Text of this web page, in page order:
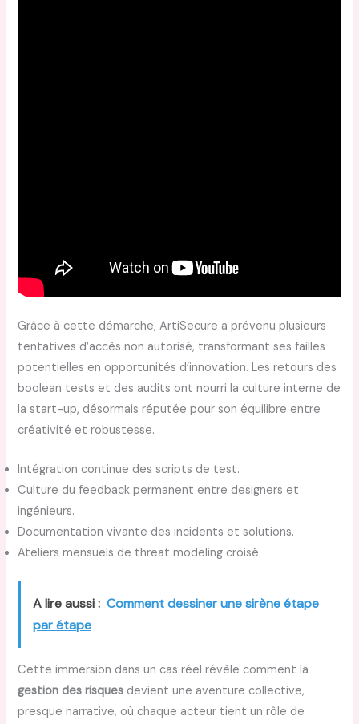
Grâce à cette démarche, ArtiSecure a prévenu plusieurs
tentatives d’accès non autorisé, transformant ses failles
potentielles en opportunités d’innovation. Les retours des
boolean tests et des audits ont nourri la culture interne de
la start-up, désormais réputée pour son équilibre entre
créativité et robustesse.
Intégration continue des scripts de test.
Culture du feedback permanent entre designers et
ingénieurs.
Documentation vivante des incidents et solutions.
Ateliers mensuels de threat modeling croisé.
A lire aussi : Comment dessiner une sirène étape
par étape
Cette immersion dans un cas réel révèle comment la
gestion des risques devient une aventure collective,
presque narrative, où chaque acteur tient un rôle de